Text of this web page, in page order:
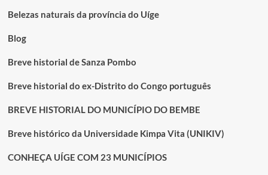
comprovado
Belezas naturais da província do Uíge
Blog
Breve historial de Sanza Pombo
Breve historial do ex-Distrito do Congo português
BREVE HISTORIAL DO MUNICÍPIO DO BEMBE
Breve histórico da Universidade Kimpa Vita (UNIKIV)
CONHEÇA UÍGE COM 23 MUNICÍPIOS